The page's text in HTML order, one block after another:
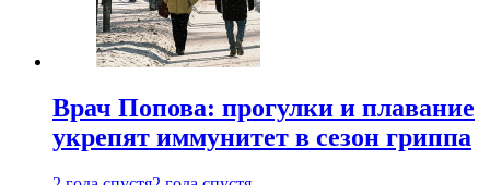
Врач Попова: прогулки и плавание
укрепят иммунитет в сезон гриппа